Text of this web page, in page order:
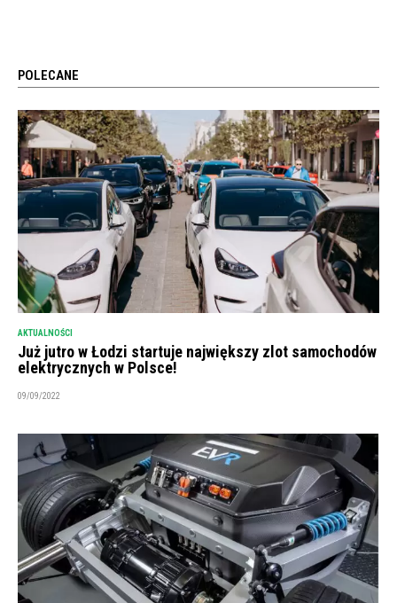
POLECANE
AKTUALNOŚCI
Już jutro w Łodzi startuje największy zlot samochodów
elektrycznych w Polsce!
09/09/2022